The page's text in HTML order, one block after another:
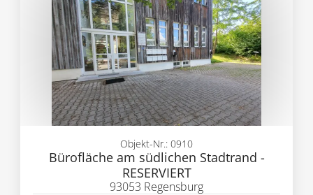
Bürofläche am südlichen Stadtrand -
RESERVIERT
Objekt-Nr.: 0910
93053 Regensburg